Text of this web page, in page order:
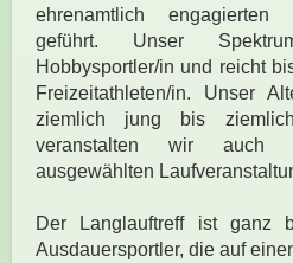
ehrenamtlich engagierten
geführt. Unser
Hobbysportler/in und reicht
Freizeitathleten/in. Unser
ziemlich jung bis ziemlich
veranstalten wir auch
ausgewählten
Der Langlauftreff ist ganz
Ausdauersportler, die auf